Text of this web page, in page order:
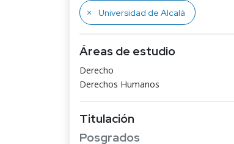
Universidad de Alcalá
Áreas de estudio
Derecho
Derechos Humanos
Titulación
Posgrados